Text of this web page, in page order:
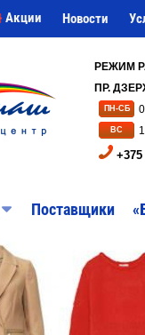
Акции Новости
РЕЖИМ
ПР.
ПН-СБ
ВС
+375
Поставщики